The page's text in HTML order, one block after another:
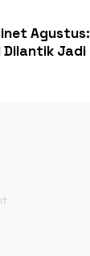
Agustus:
Dilantik Jadi